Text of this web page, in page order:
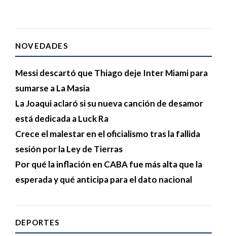
NOVEDADES
Messi descartó que Thiago deje Inter Miami para
sumarse a La Masia
La Joaqui aclaró si su nueva canción de desamor
está dedicada a Luck Ra
Crece el malestar en el oficialismo tras la fallida
sesión por la Ley de Tierras
Por qué la inflación en CABA fue más alta que la
esperada y qué anticipa para el dato nacional
DEPORTES